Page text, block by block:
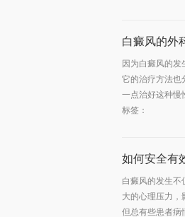
白癜风的外
因为白癜风的
它的治疗方法也
一点治好这种慢
标签：
如何安全有
白癜风的发生不
大的心理压力，
但总有些患者病